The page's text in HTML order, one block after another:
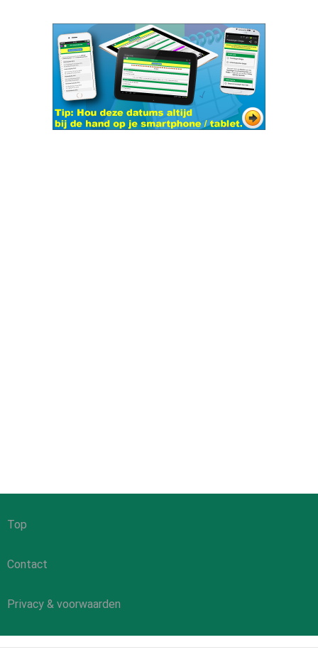
Top
Contact
Privacy & voorwaarden